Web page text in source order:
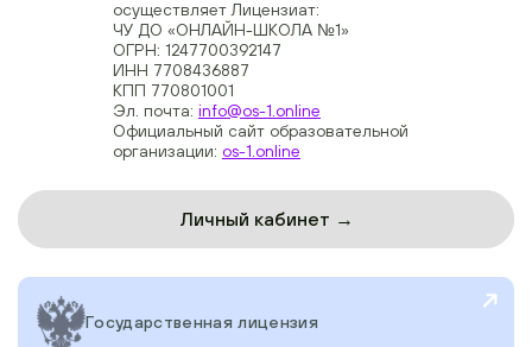
осуществляет Лицензиат:
ЧУ ДО «ОНЛАЙН-ШКОЛА №1»
ОГРН: 1247700392147
ИНН 7708436887
КПП 770801001
Эл. почта: info@os-1.online
Официальный сайт образовательной
организации: os-1.online
Личный кабинет →
Государственная лицензия